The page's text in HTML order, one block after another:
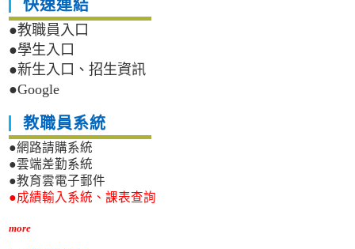
快速連結
●教職員入口
●學生入口
●新生入口、招生資訊
●Google
教職員系統
●網路請購系統
●雲端差勤系統
●教育雲電子郵件
●成績輸入系統、課表查詢
more